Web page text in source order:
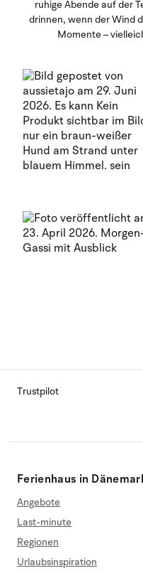
ruhige Abende auf der
drinnen, wenn der Wind
Momente –
Trustpilot
Ferienhaus in
Angebote
Last-minute
Regionen
Urlaubsinspiration